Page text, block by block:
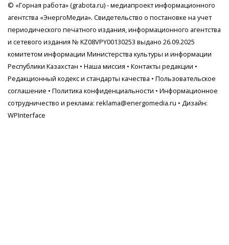
© «Горная работа» (grabota.ru) - медиапроект информационного
агентства «ЭнергоМедиа». Свидетельство о постановке на учет
периодического печатного издания, информационного агентства
и сетевого издания № KZ08VPY00130253 выдано 26.09.2025
комитетом информации Министерства культуры и информации
Республики Казахстан • Наша миссия • Контакты редакции •
Редакционный кодекс и стандарты качества • Пользовательское
соглашение • Политика конфиденциальности • Информационное
сотрудничество и реклама: reklama@energomedia.ru • Дизайн:
WPInterface